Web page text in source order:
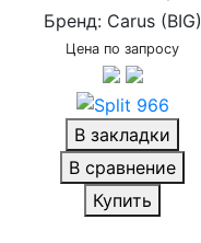
Бренд: Carus (BIG)
Цена по запросу
В закладки
В сравнение
Купить